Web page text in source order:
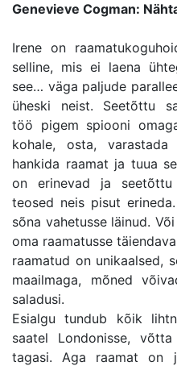
Genevieve Cogman:
Irene on
selline, mis ei laena
see… väga paljude
üheski neist. Seetõttu
töö pigem spiooni
kohale, osta,
hankida raamat ja tuua
on erinevad ja seetõttu
teosed neis pisut
sõna vahetusse läinud.
oma raamatusse
raamatud on unikaalsed,
maailmaga, mõned
saladusi.
Esialgu tundub kõik
saatel Londonisse,
tagasi. Aga raamat on